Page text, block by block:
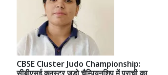
CBSE Cluster Judo Championship: